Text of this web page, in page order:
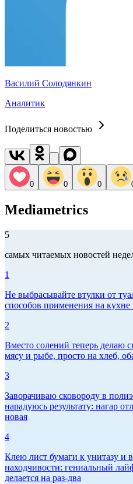
Василий Солодянкин
Аналитик
Поделиться новостью
0 0 0
Mediametrics
5
самых читаемых новостей
1
Не выбрасывайте втулки от
способов применения на кухне
2
Вместо солений теперь делаю
мясу и рыбе, просто на хлеб,
3
Заворачиваю сковороду в
нарадуюсь результату: нагар
новая
4
Клею лист бумаги к унитазу и
находчивости: гениальный
делается на раз-два